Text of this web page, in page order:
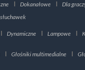
Dokanałowe Dla
Dynamiczne Lampowe
Głośniki multimedialne